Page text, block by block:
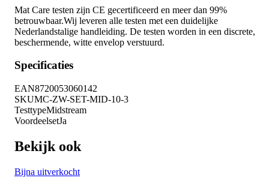
Mat Care testen zijn CE gecertificeerd en meer dan 99%
betrouwbaar.Wij leveren alle testen met een duidelijke
Nederlandstalige handleiding. De testen worden in een discrete,
beschermende, witte envelop verstuurd.
Specificaties
EAN8720053060142
SKUMC-ZW-SET-MID-10-3
TesttypeMidstream
VoordeelsetJa
Bekijk ook
Bijna uitverkocht